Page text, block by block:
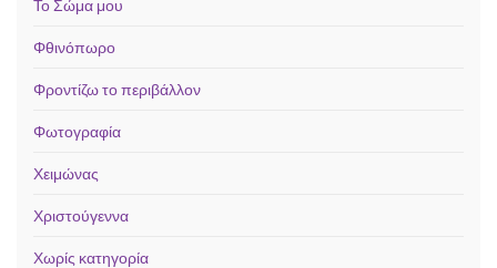
Το Σώμα μου
Φθινόπωρο
Φροντίζω το περιβάλλον
Φωτογραφία
Χειμώνας
Χριστούγεννα
Χωρίς κατηγορία